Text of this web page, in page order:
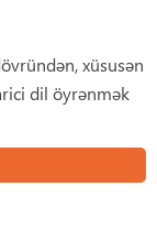
xüsusən
dil öyrənmək